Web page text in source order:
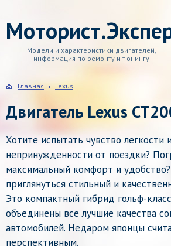
Модели и характеристики двигателей,
информация по ремонту и тюнингу
Главная Lexus
Двигатель Lexus
Хотите испытать чувство легкости
непринужденности от поездки?
максимальный комфорт и
приглянуться стильный и
Это компактный гибрид гольф-
объединены все лучшие качества
автомобилей. Недаром японцы
перспективным.